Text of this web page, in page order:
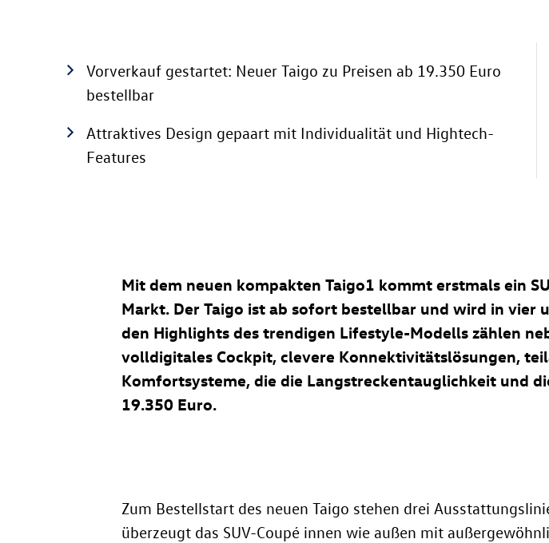
Vorverkauf gestartet: Neuer Taigo zu Preisen ab 19.350 Euro
bestellbar
Attraktives Design gepaart mit Individualität und Hightech-
Features
Mit dem neuen kompakten Taigo1 kommt erstmals ein
Markt. Der Taigo ist ab sofort bestellbar und wird in
den Highlights des trendigen Lifestyle-Modells zählen
volldigitales Cockpit, clevere Konnektivitätslösungen,
Komfortsysteme, die die Langstreckentauglichkeit und
19.350 Euro.
Zum Bestellstart des neuen Taigo stehen drei
überzeugt das SUV-Coupé innen wie außen mit